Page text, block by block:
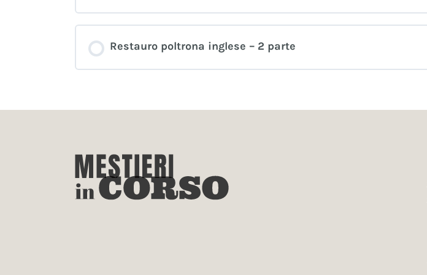
Restauro poltrona inglese – 2 parte